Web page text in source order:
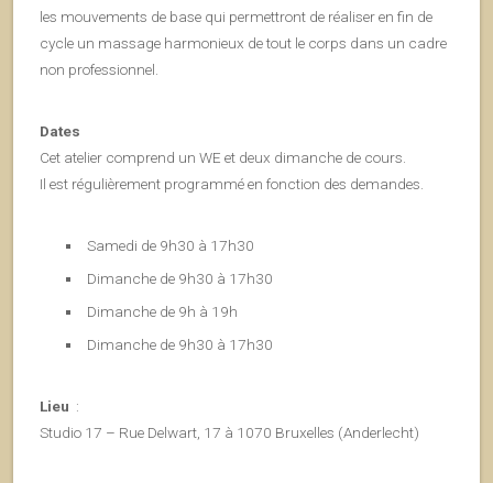
les mouvements de base qui permettront de réaliser en fin de
cycle un massage harmonieux de tout le corps dans un cadre
non professionnel.
Dates
Cet atelier comprend un WE et deux dimanche de cours.
Il est régulièrement programmé en fonction des demandes.
Samedi de 9h30 à 17h30
Dimanche de 9h30 à 17h30
Dimanche de 9h à 19h
Dimanche de 9h30 à 17h30
Lieu :
Studio 17 – Rue Delwart, 17 à 1070 Bruxelles (Anderlecht)